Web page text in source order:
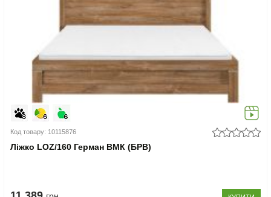
Код товару: 10115876
Ліжко LOZ/160 Герман ВМК (БРВ)